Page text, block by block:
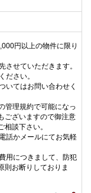
円以上の物件に限り
せていただきます。
ださい。
いてはお問い合わせく
管理規約で可能になっ
ございますので御注意
談下さい。
話かメールにてお気軽
用につきまして、防犯
則お断りしておりま